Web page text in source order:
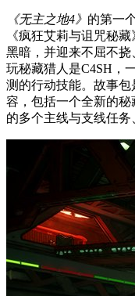
《无主之地4》 的第一
《疯狂艾莉与诅咒秘
黑暗，并迎来不屈不
玩秘藏猎人是C4SH，
测的行动技能。故事包
容，包括一个全新的
的多个主线与支线任务